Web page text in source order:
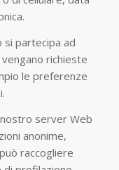
si partecipa ad
richieste
le preferenze
server Web
anonime,
raccogliere